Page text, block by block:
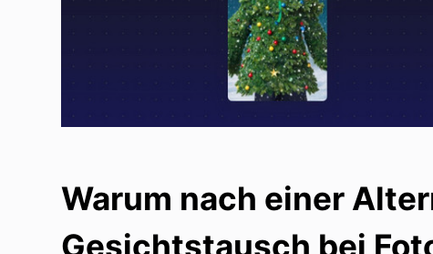
Warum nach einer
Gesichtstausch bei